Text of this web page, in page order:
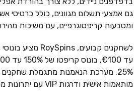
גם אמצעי תשלום מגוונים, כולל כרטיסי
ומטבעות קריפטוגרפיים, עם משיכות
25%. מערכת הנאמנות מתגמלת
מותאמות אישית ודרגות VIP עם יתרונות משופרים.